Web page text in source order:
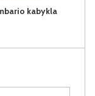
kabykla